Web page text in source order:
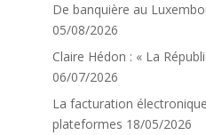
De banquière au
05/08/2026
Claire Hédon : « La
06/07/2026
La facturation
plateformes 18/05/2026